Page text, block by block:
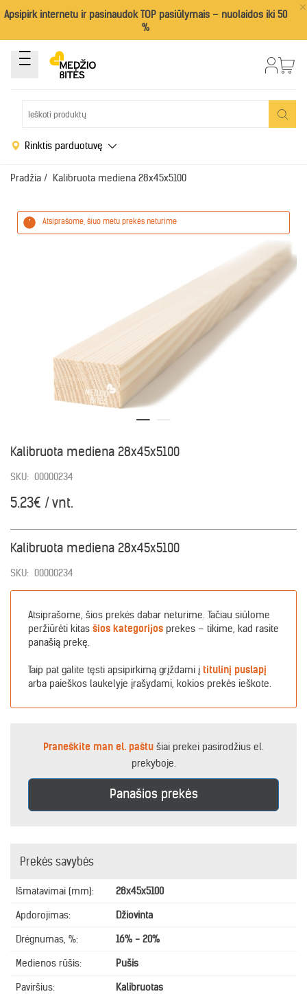
×
Apsipirk internetu ir pasinaudok TOP pasiūlymais – nuolaidos iki 50
%
Rinktis parduotuvę
Pradžia / Kalibruota mediena 28x45x5100
Atsiprašome, šiuo metu prekės neturime
Kalibruota mediena 28x45x5100
SKU: 00000234
5.23€ / vnt.
Kalibruota mediena 28x45x5100
SKU: 00000234
Atsiprašome, šios prekės dabar neturime. Tačiau siūlome
peržiūrėti kitas šios kategorijos prekes – tikime, kad rasite
panašią prekę.
Taip pat galite tęsti apsipirkimą grįždami į titulinį puslapį
arba paieškos laukelyje įrašydami, kokios prekės ieškote.
Praneškite man el. paštu šiai prekei pasirodžius el.
prekyboje.
Panašios prekės
Prekės savybės
Išmatavimai (mm):
28x45x5100
Apdorojimas:
Džiovinta
Drėgnumas, %:
16% - 20%
Medienos rūšis:
Pušis
Paviršius:
Kalibruotas